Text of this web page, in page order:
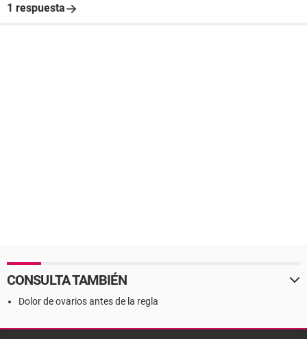
1 respuesta
CONSULTA TAMBIÉN
Dolor de ovarios antes de la regla